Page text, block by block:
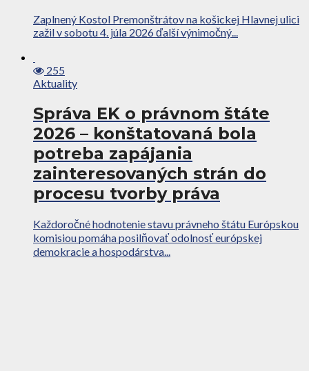
Zaplnený Kostol Premonštrátov na košickej Hlavnej ulici
zažil v sobotu 4. júla 2026 ďalší výnimočný...
255
Aktuality
Správa EK o právnom štáte
2026 – konštatovaná bola
potreba zapájania
zainteresovaných strán do
procesu tvorby práva
Každoročné hodnotenie stavu právneho štátu Európskou
komisiou pomáha posilňovať odolnosť európskej
demokracie a hospodárstva...